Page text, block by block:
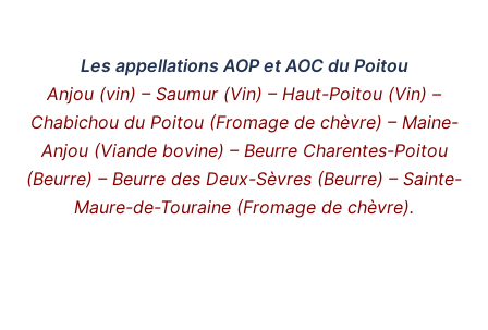
Les appellations AOP et AOC du Poitou
Anjou (vin) – Saumur (Vin) – Haut-Poitou (Vin) –
Chabichou du Poitou (Fromage de chèvre) – Maine-
Anjou (Viande bovine) – Beurre Charentes-Poitou
(Beurre) – Beurre des Deux-Sèvres (Beurre) – Sainte-
Maure-de-Touraine (Fromage de chèvre).